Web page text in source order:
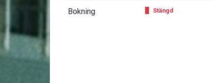
Bokning Stängd